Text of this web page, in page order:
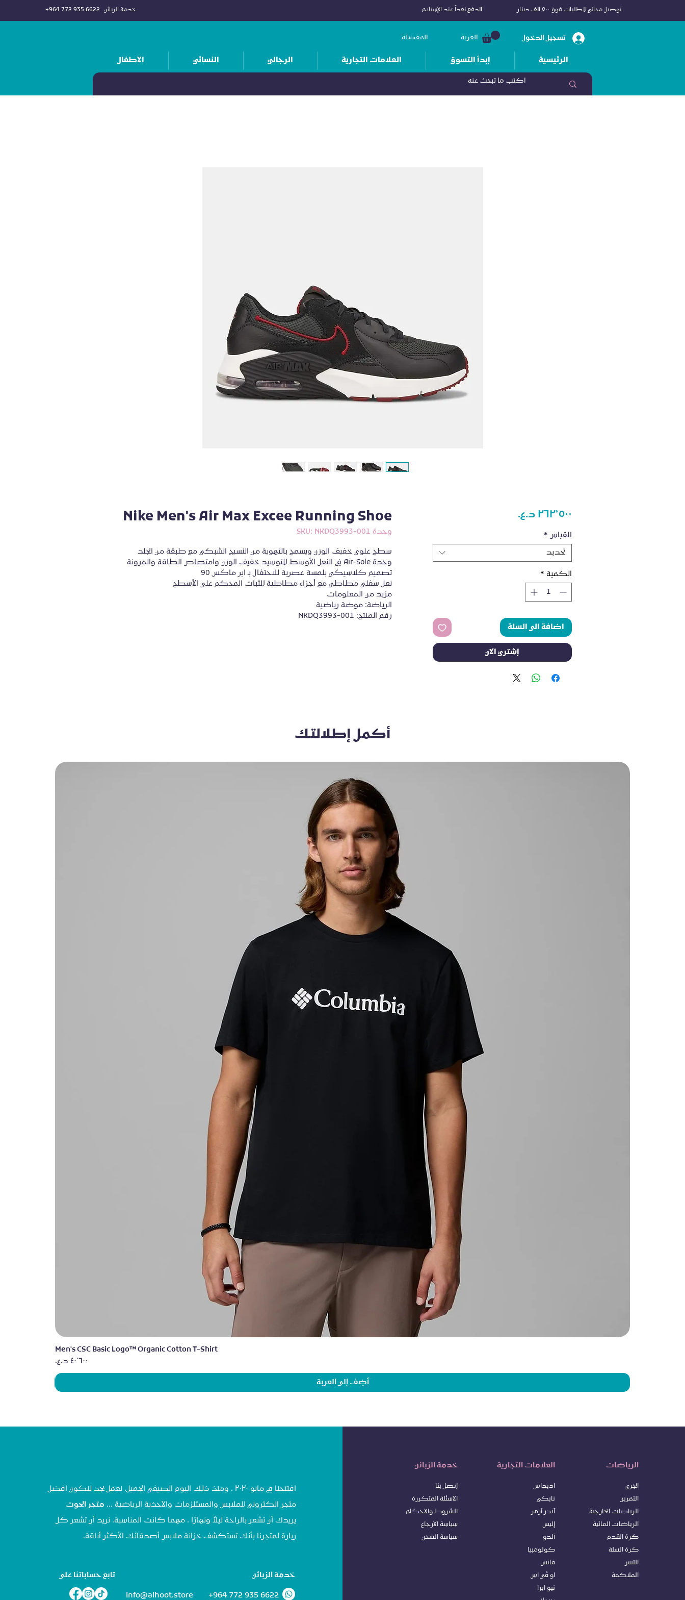
+964 772 935 6622 خدمة الزبائن الدفع نقداً عند الإستلام توصيل مجاني للطلبات فوق ٥٠٠ الف دينار
المفضلة العربة تسجيل الدخول
الاطفال النسائي الرجالي العلامات التجارية إبدأ التسوق الرئيسية
Nike Men's Air Max Excee Running Shoe
وحدة SKU: NKDQ3993-001
سطح علوي خفيف الوزن ويسمح بالتهوية من النسيج الشبكي مع طبقة من الجلد
وحدة Air-Sole في النعل الأوسط للتوسيد خفيف الوزن وامتصاص الطاقة والمرونة
تصميم كلاسيكي بلمسة عصرية للاحتفال بـ اير ماكس 90
نعل سفلي مطاطي مع أجزاء مطاطية للثبات المحكم على الأسطح
مزيد من المعلومات
الرياضة: موضة رياضية
رقم المنتج: NKDQ3993-001
القياس *
تحديد
الكمية *
اضافة الى السلة
إشتري الآن
أكمل إطلالتك
Men's CSC Basic Logo™ Organic Cotton T-Shirt
السعر
أضِف إلى العربة
افتتحنا في مايو ٢٠٢٠ ، ومنذ ذلك اليوم الصيفي الجميل، نعمل بجد لنكون افضل
متجر الكتروني للملابس والمستلزمات والاحذية الرياضية ... متجر الحوت
يريدك أن تشعر بالراحة ليلاً ونهارًا ، مهما كانت المناسبة. نريد أن تشعر كل
زيارة لمتجرنا بأنك تستكشف خزانة ملابس أصدقائك الأكثر أناقة.
تابع حساباتنا على خدمة الزبائن
info@alhoot.store +964 772 935 6622
خدمة الزبائن
إتصل بنا
الاسئلة المتكررة
الشروطوالاحكام
سياسة الارجاع
سياسة الشحن
العلامات التجارية
اديداس
نايكي
آندر آرمر
إليس
آلدو
كولومبيا
فانس
او ڤي اس
نيو ايرا
الرياضات
الجري
التمرين
الرياضات الخارجية
الرياضات المائية
كرة القدم
كرة السلة
التنس
الملاكمة